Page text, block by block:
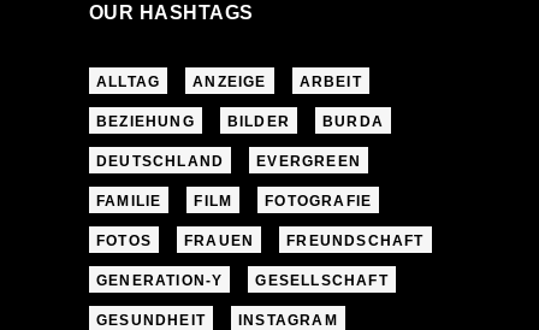
OUR HASHTAGS
ALLTAG ANZEIGE ARBEIT
BEZIEHUNG BILDER BURDA
DEUTSCHLAND EVERGREEN
FAMILIE FILM FOTOGRAFIE
FOTOS FRAUEN FREUNDSCHAFT
GENERATION-Y GESELLSCHAFT
GESUNDHEIT INSTAGRAM